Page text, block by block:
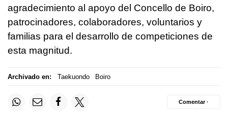
agradecimiento al apoyo del Concello de Boiro,
patrocinadores, colaboradores, voluntarios y
familias para el desarrollo de competiciones de
esta magnitud.
Archivado en: Taekuondo Boiro
Comentar ·